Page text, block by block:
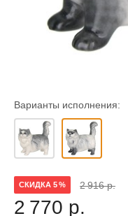
Варианты исполнения:
СКИДКА 5 % 2 916 р.
2 770 р.